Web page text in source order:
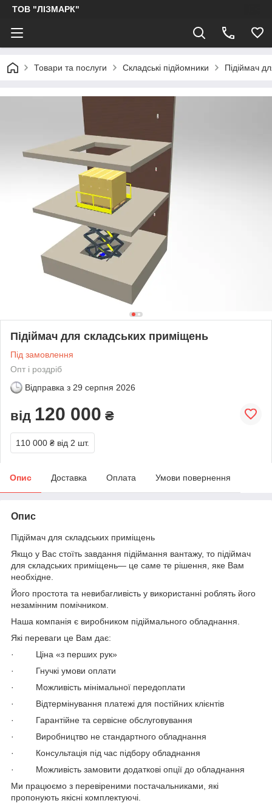
ТОВ "ЛІЗМАРК"
Товари та послуги Складські підйомники Підіймач
Підіймач для складських приміщень
Під замовлення
Опт і роздріб
Відправка з 29 серпня 2026
від 120 000 ₴
110 000 ₴ від 2 шт.
Опис Доставка Оплата Умови повернення
Опис
Підіймач для складських приміщень
Якщо у Вас стоїть завдання підіймання вантажу, то підіймач
для складських приміщень— це саме те рішення, яке Вам
необхідне.
Його простота та невибагливість у використанні роблять його
незамінним помічником.
Наша компанія є виробником підіймального обладнання.
Які переваги це Вам дає:
· Ціна «з перших рук»
· Гнучкі умови оплати
· Можливість мінімальної передоплати
· Відтермінування платежі для постійних клієнтів
· Гарантійне та сервісне обслуговування
· Виробництво не стандартного обладнання
· Консультація під час підбору обладнання
· Можливість замовити додаткові опції до обладнання
Ми працюємо з перевіреними постачальниками, які
пропонують якісні комплектуючі.